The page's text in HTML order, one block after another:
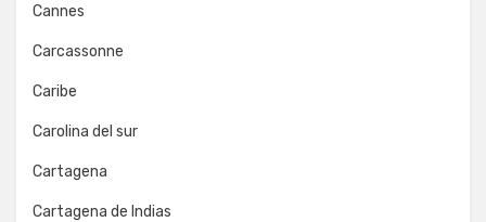
Cannes
Carcassonne
Caribe
Carolina del sur
Cartagena
Cartagena de Indias